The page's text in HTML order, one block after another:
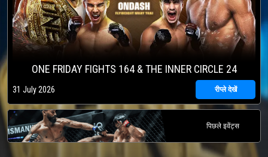
ONE FRIDAY FIGHTS 164 & THE INNER CIRCLE 24
31 July 2026 रीप्ले देखें
पिछले इवेंट्स